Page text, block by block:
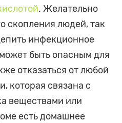
. Желательно
скопления людей, так
инфекционное
быть опасным для
отказаться от любой
которая связана с
веществами или
есть домашнее